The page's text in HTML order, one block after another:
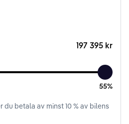
197 395 kr
55%
du betala av minst10% av bilens